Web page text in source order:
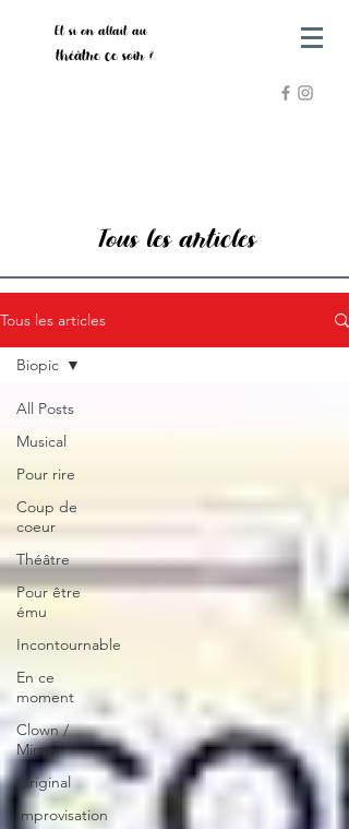
Et si on allait au
théâtre ce soir ?
Tous les articles
Tous les articles
All Posts
Musical
Pour rire
Coup de
coeur
Théâtre
Pour être
ému
Incontournable
En ce
moment
Clown /
Mime
Original
Improvisation
Biopic